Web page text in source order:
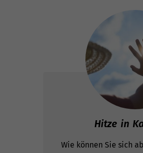
Hitze in
Wie können Sie sich